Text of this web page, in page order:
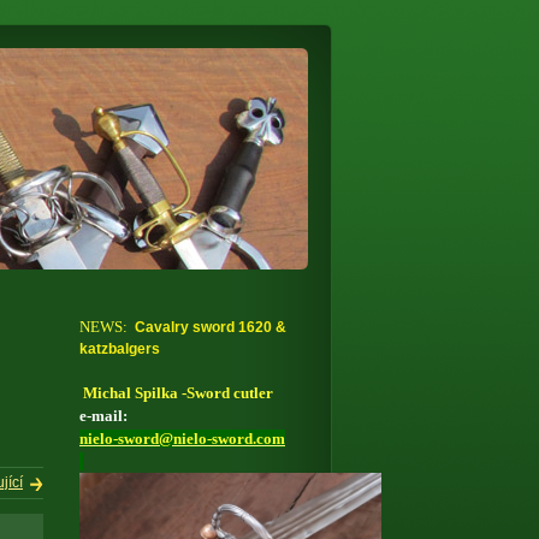
NEWS: Cavalry sword 1620 &
katzbalgers
Michal Spilka -Sword cutler
e-mail:
nielo-sword@nielo-sword.com